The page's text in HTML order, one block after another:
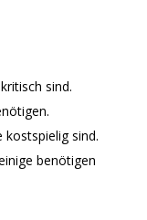
sind.
kostspielig sind.
benötigen